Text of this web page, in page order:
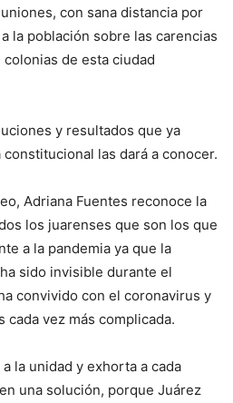
con sana distancia por
la población sobre las carencias
de esta ciudad
y resultados que ya
las dará a conocer.
Adriana Fuentes reconoce la
los juarenses que son los que
a la pandemia ya que la
sido invisible durante el
convivido con el coronavirus y
cada vez más complicada.
la unidad y exhorta a cada
una solución, porque Juárez